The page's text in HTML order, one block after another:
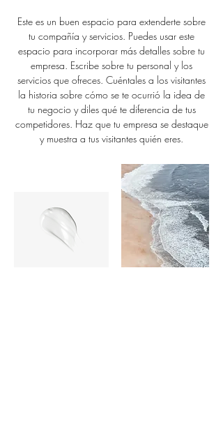
Este es un buen espacio para extenderte sobre
tu compañía y servicios. Puedes usar este
espacio para incorporar más detalles sobre tu
empresa. Escribe sobre tu personal y los
servicios que ofreces. Cuéntales a los visitantes
la historia sobre cómo se te ocurrió la idea de
tu negocio y diles qué te diferencia de tus
competidores. Haz que tu empresa se destaque
y muestra a tus visitantes quién eres.